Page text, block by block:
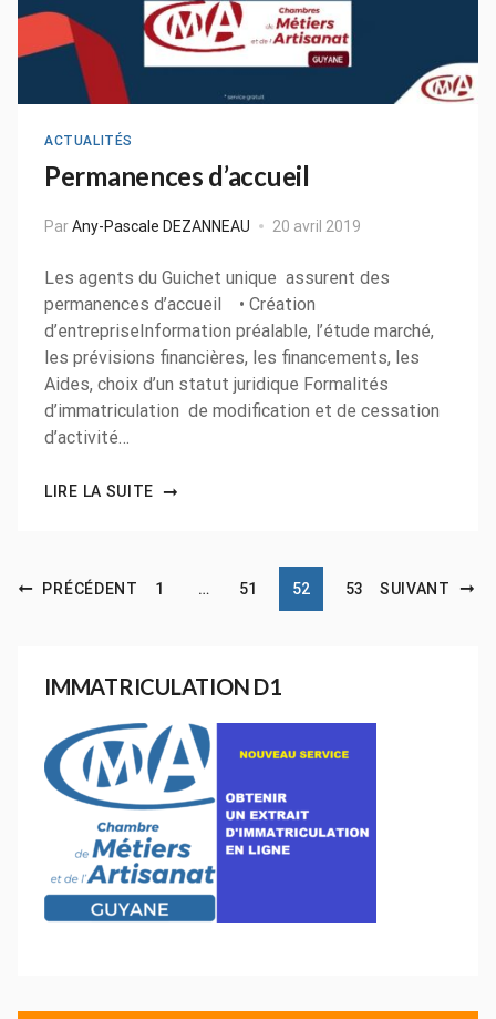
ACTUALITÉS
Permanences d’accueil
ParAny-Pascale DEZANNEAU 20 avril 2019
Les agents du Guichet unique assurent des
permanences d’accueil • Création
d’entrepriseInformation préalable, l’étude marché,
les prévisions financières, les financements, les
Aides, choix d’un statut juridique Formalités
d’immatriculation de modification et de cessation
d’activité…
LIRE LA SUITE
Navigation des articles
PRÉCÉDENT 1 … 51 52 53 SUIVANT
IMMATRICULATION D1